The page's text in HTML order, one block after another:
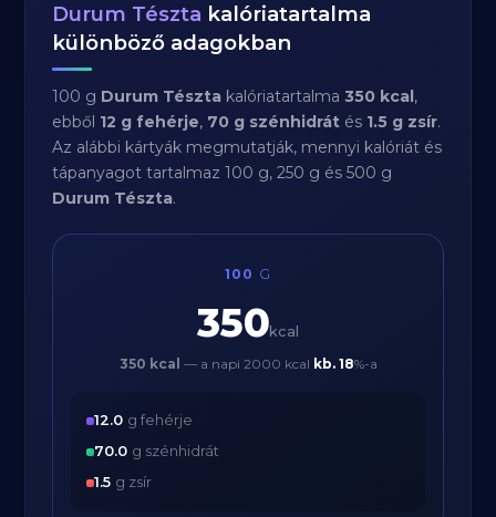
Durum Tészta kalóriatartalma
különböző adagokban
100 g Durum Tészta kalóriatartalma350 kcal,
ebből 12 g fehérje, 70 g szénhidrát és 1.5 g zsír.
Az alábbi kártyák megmutatják, mennyi kalóriát és
tápanyagot tartalmaz 100 g, 250 g és 500 g
Durum Tészta.
100 G
350kcal
350 kcal — a napi 2000 kcal kb. 18%-a
12.0 g fehérje
70.0 g szénhidrát
1.5 g zsír